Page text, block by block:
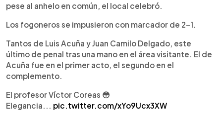
pese al anhelo en común, el local celebró.
Los fogoneros se impusieron con marcador de 2-1.
Tantos de Luis Acuña y Juan Camilo Delgado, este
último de penal tras una mano en el área visitante. El de
Acuña fue en el primer acto, el segundo en el
complemento.
El profesor Víctor Coreas 😳
Elegancia... pic.twitter.com/xYo9Ucx3XW